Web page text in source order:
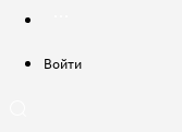
Войти